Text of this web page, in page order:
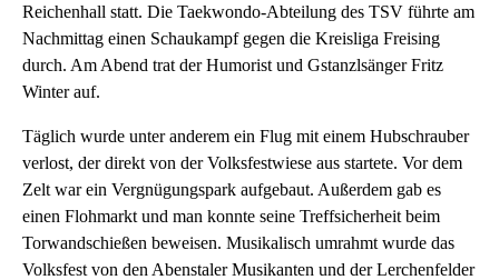
Reichenhall statt. Die Taekwondo-Abteilung des TSV führte am
Nachmittag einen Schaukampf gegen die Kreisliga Freising
durch. Am Abend trat der Humorist und Gstanzlsänger Fritz
Winter auf.
Täglich wurde unter anderem ein Flug mit einem Hubschrauber
verlost, der direkt von der Volksfestwiese aus startete. Vor dem
Zelt war ein Vergnügungspark aufgebaut. Außerdem gab es
einen Flohmarkt und man konnte seine Treffsicherheit beim
Torwandschießen beweisen. Musikalisch umrahmt wurde das
Volksfest von den Abenstaler Musikanten und der Lerchenfelder